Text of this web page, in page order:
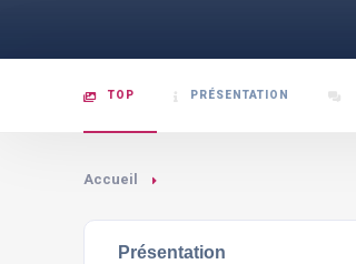
TOP PRÉSENTATION
Accueil
Présentation